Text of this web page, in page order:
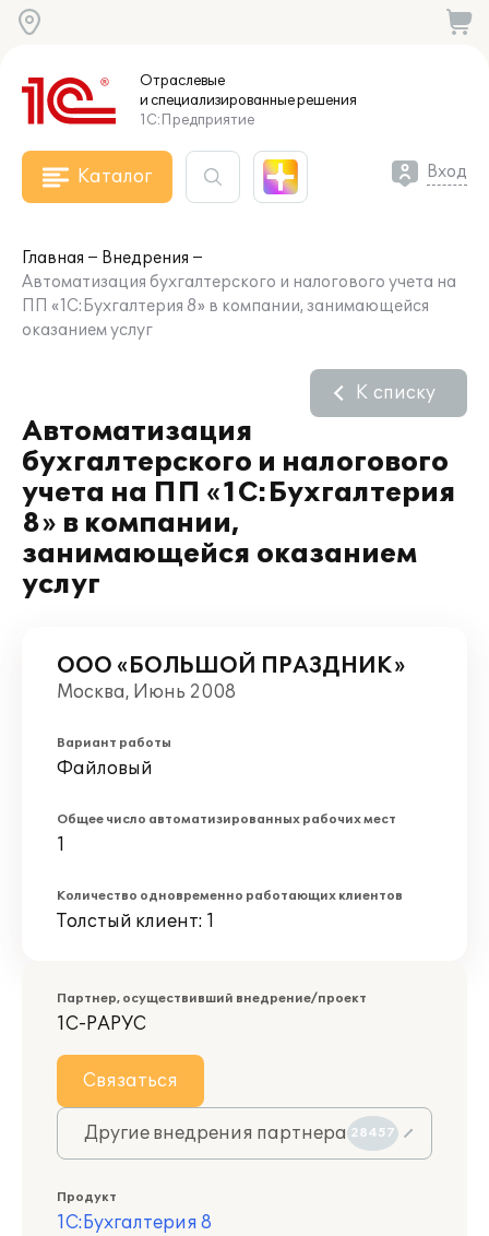
Отраслевые
и специализированныерешения
1С:Предприятие
Каталог Вход
Главная
Внедрения
Автоматизация бухгалтерского и налогового учета на
ПП «1С:Бухгалтерия 8» в компании, занимающейся
оказанием услуг
Автоматизация
бухгалтерского и налогового
учета на ПП «1С:Бухгалтерия
8» в компании,
занимающейся оказанием
услуг
К списку
ООО «БОЛЬШОЙ ПРАЗДНИК»
Москва, Июнь 2008
Вариант работы
Файловый
Общее число автоматизированных рабочих мест
1
Количество одновременно работающих клиентов
Толстый клиент: 1
Партнер, осуществивший внедрение/проект
1С-РАРУС
Связаться
Другие внедрения партнера 28457
Продукт
1С:Бухгалтерия 8